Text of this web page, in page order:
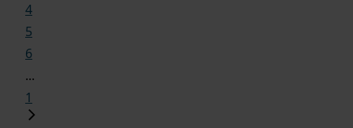
4
5
6
...
1